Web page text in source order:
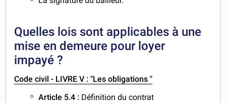
Quelles lois sont applicables à une
mise en demeure pour loyer
impayé ?
Code civil - LIVRE V : "Les obligations "
Article 5.4 : Définition du contrat